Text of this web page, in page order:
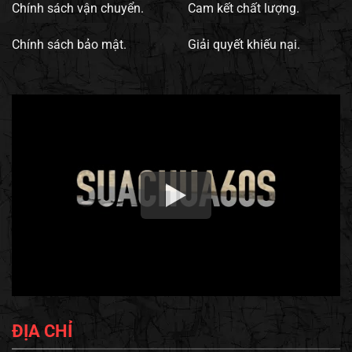
Chính sách vận chuyển.
Chính sách bảo mật.
Cam kết chất lượng.
Giải quyết khiếu nại.
ĐỊA CHỈ